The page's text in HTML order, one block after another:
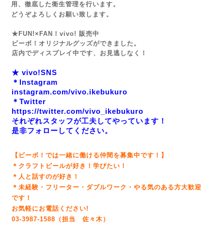
用、徹底した衛生管理を行います。
どうぞよろしくお願い致します。
★FUN!×FAN！vivo! 販売中
ビーボ！オリジナルグッズができました。
店内でディスプレイ中です、お見逃しなく！
★ vivo!SNS
＊Instagram
instagram.com/vivo.ikebukuro
＊Twitter
https://twitter.com/vivo_ikebukuro
それぞれスタッフが工夫してやっています！
是非フォローしてください。
【ビーボ！では一緒に働ける仲間を募集中です！】
＊クラフトビールが好き！学びたい！
＊人と話すのが好き！
＊未経験・フリーター・ダブルワーク・やる気のある方大歓迎
です！
お気軽にお電話ください!
03-3987-1588（担当 佐々木）